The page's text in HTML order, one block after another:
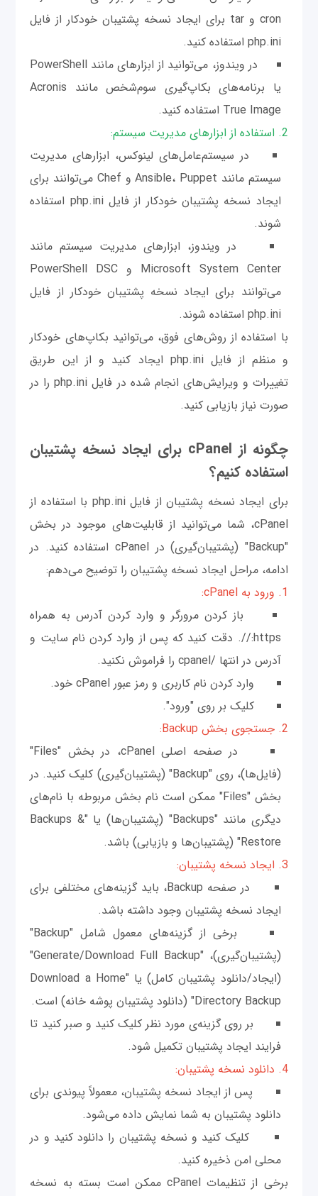
cron و tar برای ایجاد نسخه پشتیبان خودکار از فایل
php.ini استفاده کنید.
در ویندوز، می‌توانید از ابزارهای مانند PowerShell
یا برنامه‌های بکاپ‌گیری سوم‌شخص مانند Acronis
True Image استفاده کنید.
2. استفاده از ابزارهای مدیریت سیستم:
در سیستم‌عامل‌های لینوکس، ابزارهای مدیریت
سیستم مانند Ansible، Puppet و Chef می‌توانند برای
ایجاد نسخه پشتیبان خودکار از فایل php.ini استفاده
شوند.
در ویندوز، ابزارهای مدیریت سیستم مانند
Microsoft System Center و PowerShell DSC
می‌توانند برای ایجاد نسخه پشتیبان خودکار از فایل
php.ini استفاده شوند.
با استفاده از روش‌های فوق، می‌توانید بکاپ‌های خودکار
و منظم از فایل php.ini ایجاد کنید و از این طریق
تغییرات و ویرایش‌های انجام شده در فایل php.ini را در
صورت نیاز بازیابی کنید.
چگونه از cPanel برای ایجاد نسخه پشتیبان
استفاده کنیم؟
برای ایجاد نسخه پشتیبان از فایل php.ini با استفاده از
cPanel، شما می‌توانید از قابلیت‌های موجود در بخش
"Backup" (پشتیبان‌گیری) در cPanel استفاده کنید. در
ادامه، مراحل ایجاد نسخه پشتیبان را توضیح می‌دهم:
1. ورود به cPanel:
باز کردن مرورگر و وارد کردن آدرس به همراه
https://. دقت کنید که پس از وارد کردن نام سایت و
آدرس در انتها /cpanel را فراموش نکنید.
وارد کردن نام کاربری و رمز عبور cPanel خود.
کلیک بر روی "ورود".
2. جستجوی بخش Backup:
در صفحه اصلی cPanel، در بخش "Files"
(فایل‌ها)، روی "Backup" (پشتیبان‌گیری) کلیک کنید. در
بخش "Files" ممکن است نام بخش مربوطه با نام‌های
دیگری مانند "Backups" (پشتیبان‌ها) یا "Backups &
Restore" (پشتیبان‌ها و بازیابی) باشد.
3. ایجاد نسخه پشتیبان:
در صفحه Backup، باید گزینه‌های مختلفی برای
ایجاد نسخه پشتیبان وجود داشته باشد.
برخی از گزینه‌های معمول شامل "Backup"
(پشتیبان‌گیری)، "Generate/Download Full Backup"
(ایجاد/دانلود پشتیبان کامل) یا "Download a Home
Directory Backup" (دانلود پشتیبان پوشه خانه) است.
بر روی گزینه‌ی مورد نظر کلیک کنید و صبر کنید تا
فرایند ایجاد پشتیبان تکمیل شود.
4. دانلود نسخه پشتیبان:
پس از ایجاد نسخه پشتیبان، معمولاً پیوندی برای
دانلود پشتیبان به شما نمایش داده می‌شود.
کلیک کنید و نسخه پشتیبان را دانلود کنید و در
محلی امن ذخیره کنید.
برخی از تنظیمات cPanel ممکن است بسته به نسخه